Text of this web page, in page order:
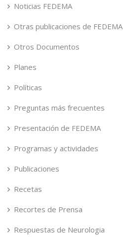
Noticias FEDEMA
Otras publicaciones de FEDEMA
Otros Documentos
Planes
Políticas
Preguntas más frecuentes
Presentación de FEDEMA
Programas y actividades
Publicaciones
Recetas
Recortes de Prensa
Respuestas de Neurologia